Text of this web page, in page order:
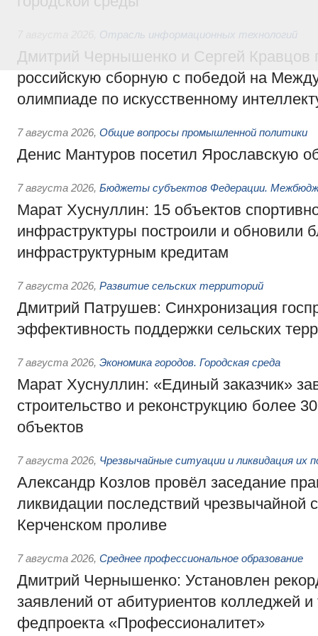
Отрасль информационных технологий
Дмитрий Чернышенко и Сергей Кравцов
российскую сборную с победой на
олимпиаде по искусственному
7 августа 2026, Общие вопросы промышленной политики
Денис Мантуров посетил Ярославскую
7 августа 2026, Бюджеты субъектов Федерации.
Марат Хуснуллин: 15 объектов
инфраструктуры построили и обновили
инфраструктурным кредитам
7 августа 2026, Развитие сельских территорий
Дмитрий Патрушев: Синхронизация
эффективность поддержки сельских
7 августа 2026, Экономика городов. Городская среда
Марат Хуснуллин: «Единый заказчик»
строительство и реконструкцию более
объектов
7 августа 2026, Чрезвычайные ситуации и ликвидация их
Александр Козлов провёл заседание
ликвидации последствий чрезвычайной
Керченском проливе
7 августа 2026, Среднее профессиональное образование
Дмитрий Чернышенко: Установлен
заявлений от абитуриентов колледжей и
федпроекта «Профессионалитет»